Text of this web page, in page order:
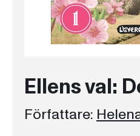
Ellens val:
Författare: